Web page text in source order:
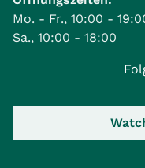
Mo. - Fr., 10:00 -
Sa., 10:00 - 18:00